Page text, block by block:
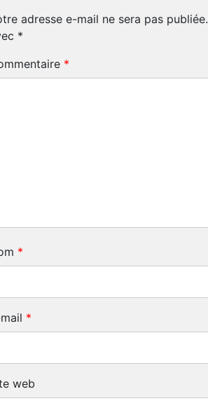
adresse e-mail ne sera pas publiée.
*
*
*
*
web